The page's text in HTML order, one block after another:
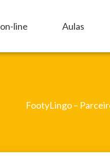
line Aulas
FootyLingo –